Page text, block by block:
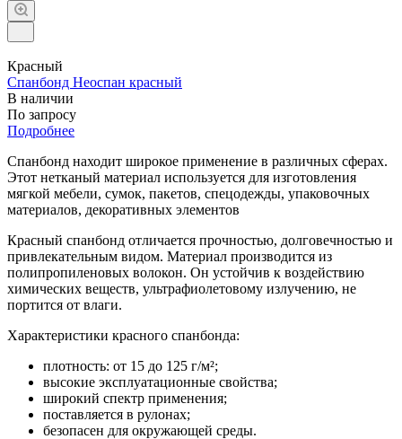
Красный
Спанбонд Неоспан красный
В наличии
По запросу
Подробнее
Спанбонд находит широкое применение в различных сферах.
Этот нетканый материал используется для изготовления
мягкой мебели, сумок, пакетов, спецодежды, упаковочных
материалов, декоративных элементов
Красный спанбонд отличается прочностью, долговечностью и
привлекательным видом. Материал производится из
полипропиленовых волокон. Он устойчив к воздействию
химических веществ, ультрафиолетовому излучению, не
портится от влаги.
Характеристики красного спанбонда:
плотность: от 15 до 125 г/м²;
высокие эксплуатационные свойства;
широкий спектр применения;
поставляется в рулонах;
безопасен для окружающей среды.